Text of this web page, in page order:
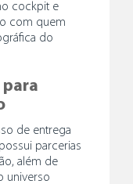
cockpit e
com quem
do
de entrega
parcerias
além de
universo